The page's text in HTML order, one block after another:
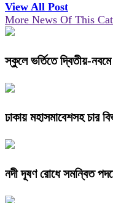
View All Post
More News Of This
স্কুলে ভর্তিতে দ্বিতীয়-
ঢাকায় মহাসমাবেশসহ চার
নদী দূষণ রোধে সমন্বিত